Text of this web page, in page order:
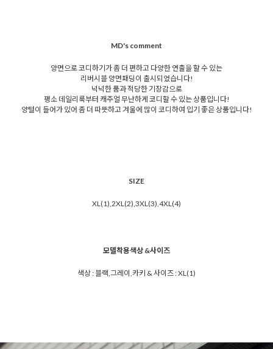
MD's comment
양면으로 코디하기가 좀 더 편하고 다양한 연출을 할 수 있는
리버시블 양면패딩이 출시되었습니다!
넉넉한 품과 적당한 기장감으로
평소 데일리룩부터 캐주얼 무난하게 코디할 수 있는 상품입니다!
양털이 들어가 있어 좀 더 따뜻하고 겨울에 많이 코디하여 입기 좋은 상품입니다!
SIZE
XL(1),2XL(2),3XL(3),4XL(4)
모델착용색상 &사이즈
색상 : 블랙,그레이,카키 & 사이즈 : XL(1)